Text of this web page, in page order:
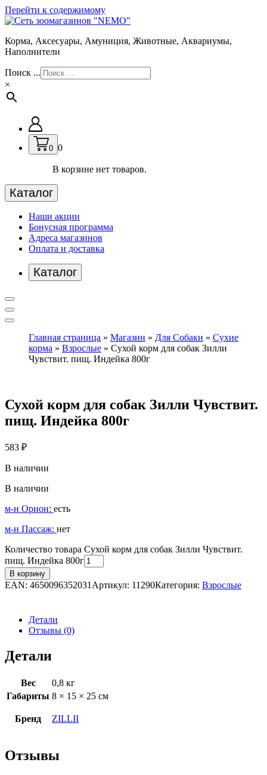
Перейти к содержимому
Корма, Аксесуары, Амуниция, Животные, Аквариумы,
Наполнители
Поиск ...
×
0 0
В корзине нет товаров.
Каталог
Наши акции
Бонусная программа
Адреса магазинов
Оплата и доставка
Каталог
Главная страница » Магазин » Для Собаки » Сухие
корма » Взрослые » Сухой корм для собак Зилли
Чувствит. пищ. Индейка 800г
Сухой корм для собак Зилли Чувствит.
пищ. Индейка 800г
583 ₽
В наличии
В наличии
м-н Орион: есть
м-н Пассаж: нет
Количество товара Сухой корм для собак Зилли Чувствит.
пищ. Индейка 800г
В корзину
EAN: 4650096352031Артикул: 11290Категория: Взрослые
Детали
Отзывы (0)
Детали
Вес
0,8 кг
Габариты 8 × 15 × 25 см
Бренд ZILLII
Отзывы